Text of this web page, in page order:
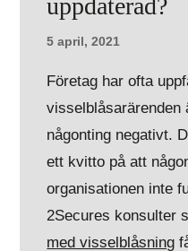
uppdaterad?
5 april, 2021
Företag har ofta
visselblåsarärenden
någonting negativt.
ett kvitto på att
organisationen inte
2Secures konsulter
med visselblåsning